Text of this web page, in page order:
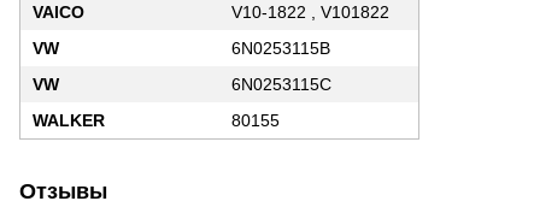
VAICO
V10-1822 , V101822
VW
6N0253115B
VW
6N0253115C
WALKER
80155
Отзывы